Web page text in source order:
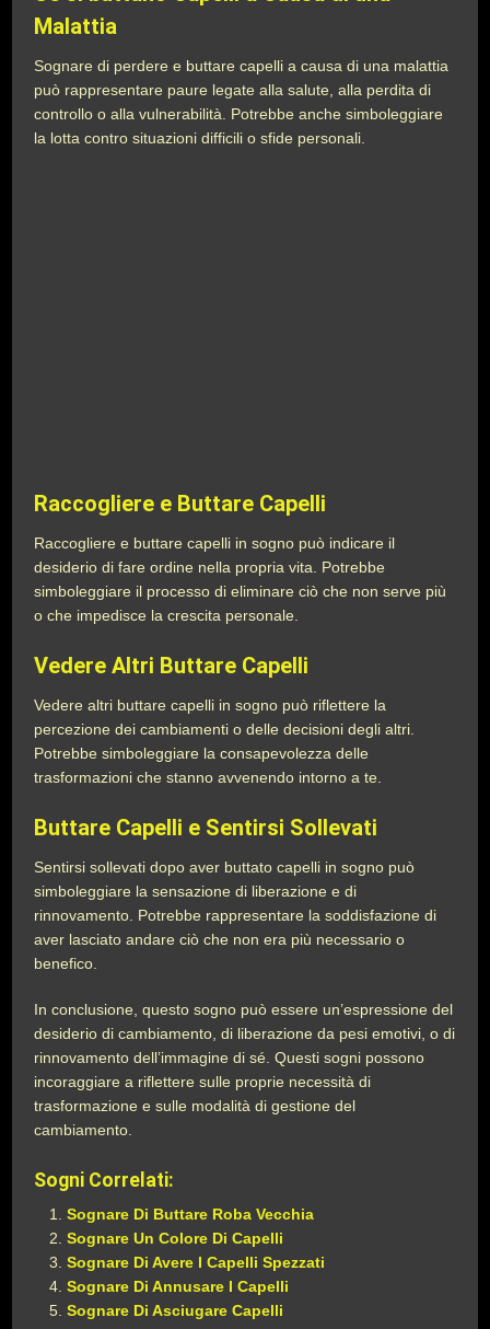
Malattia
Sognare di perdere e buttare capelli a causa di una malattia
può rappresentare paure legate alla salute, alla perdita di
controllo o alla vulnerabilità. Potrebbe anche simboleggiare
la lotta contro situazioni difficili o sfide personali.
Raccogliere e Buttare Capelli
Raccogliere e buttare capelli in sogno può indicare il
desiderio di fare ordine nella propria vita. Potrebbe
simboleggiare il processo di eliminare ciò che non serve più
o che impedisce la crescita personale.
Vedere Altri Buttare Capelli
Vedere altri buttare capelli in sogno può riflettere la
percezione dei cambiamenti o delle decisioni degli altri.
Potrebbe simboleggiare la consapevolezza delle
trasformazioni che stanno avvenendo intorno a te.
Buttare Capelli e Sentirsi Sollevati
Sentirsi sollevati dopo aver buttato capelli in sogno può
simboleggiare la sensazione di liberazione e di
rinnovamento. Potrebbe rappresentare la soddisfazione di
aver lasciato andare ciò che non era più necessario o
benefico.
In conclusione, questo sogno può essere un’espressione del
desiderio di cambiamento, di liberazione da pesi emotivi, o di
rinnovamento dell’immagine di sé. Questi sogni possono
incoraggiare a riflettere sulle proprie necessità di
trasformazione e sulle modalità di gestione del
cambiamento.
Sogni Correlati:
Sognare Di Buttare Roba Vecchia
Sognare Un Colore Di Capelli
Sognare Di Avere I Capelli Spezzati
Sognare Di Annusare I Capelli
Sognare Di Asciugare Capelli